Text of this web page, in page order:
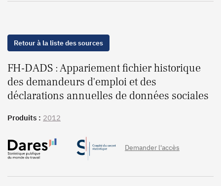
Retour à la liste des sources
FH-DADS : Appariement fichier historique
des demandeurs d'emploi et des
déclarations annuelles de données sociales
Produits : 2012
Demander l'accès